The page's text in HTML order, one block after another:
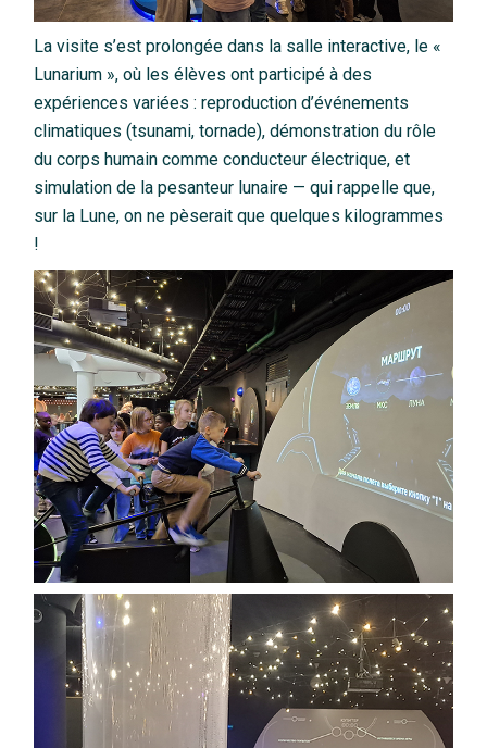
La visite s’est prolongée dans la salle interactive, le «
Lunarium », où les élèves ont participé à des
expériences variées : reproduction d’événements
climatiques (tsunami, tornade), démonstration du rôle
du corps humain comme conducteur électrique, et
simulation de la pesanteur lunaire — qui rappelle que,
sur la Lune, on ne pèserait que quelques kilogrammes
!